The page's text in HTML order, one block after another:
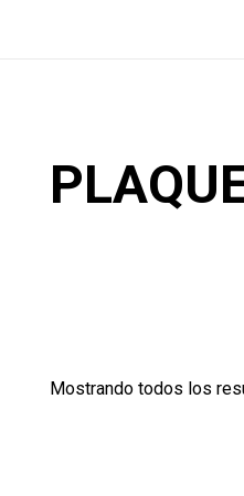
Mostrando todos los